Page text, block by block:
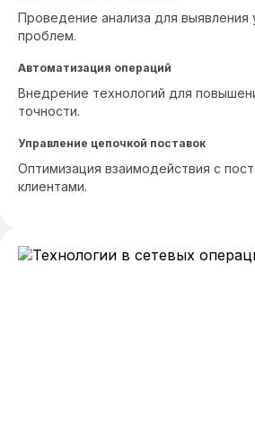
Проведение анализа для выявления
проблем.
Автоматизация операций
Внедрение технологий для
точности.
Управление цепочкой поставок
Оптимизация взаимодействия с
клиентами.